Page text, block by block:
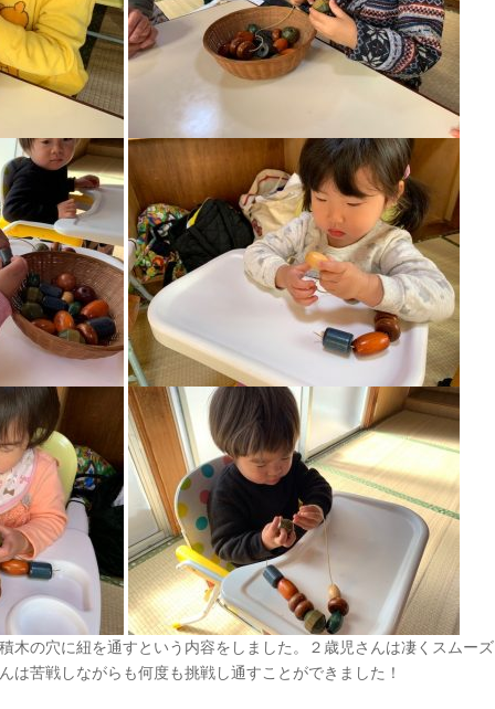
木の穴に紐を通すという内容をしました。２歳児さんは凄くスムーズ
は苦戦しながらも何度も挑戦し通すことができました！